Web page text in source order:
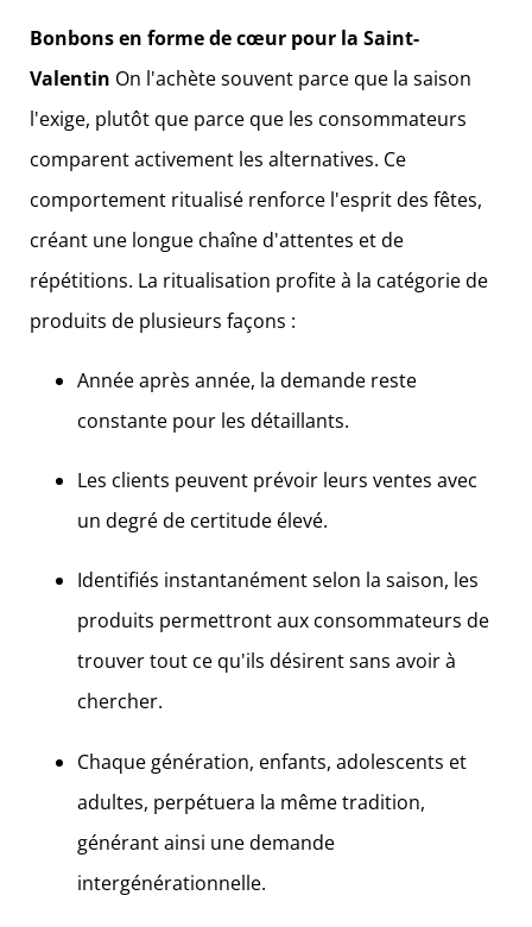
Bonbons en forme de cœur pour la Saint-
Valentin On l'achète souvent parce que la saison
l'exige, plutôt que parce que les consommateurs
comparent activement les alternatives. Ce
comportement ritualisé renforce l'esprit des fêtes,
créant une longue chaîne d'attentes et de
répétitions. La ritualisation profite à la catégorie de
produits de plusieurs façons :
Année après année, la demande reste
constante pour les détaillants.
Les clients peuvent prévoir leurs ventes avec
un degré de certitude élevé.
Identifiés instantanément selon la saison, les
produits permettront aux consommateurs de
trouver tout ce qu'ils désirent sans avoir à
chercher.
Chaque génération, enfants, adolescents et
adultes, perpétuera la même tradition,
générant ainsi une demande
intergénérationnelle.